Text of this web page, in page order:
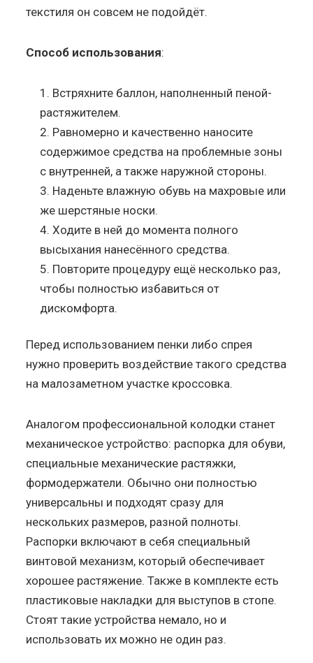
текстиля он совсем не подойдёт.
Способ использования:
Встряхните баллон, наполненный пеной-
растяжителем.
Равномерно и качественно наносите
содержимое средства на проблемные зоны
с внутренней, а также наружной стороны.
Наденьте влажную обувь на махровые или
же шерстяные носки.
Ходите в ней до момента полного
высыхания нанесённого средства.
Повторите процедуру ещё несколько раз,
чтобы полностью избавиться от
дискомфорта.
Перед использованием пенки либо спрея
нужно проверить воздействие такого средства
на малозаметном участке кроссовка.
Аналогом профессиональной колодки станет
механическое устройство: распорка для обуви,
специальные механические растяжки,
формодержатели. Обычно они полностью
универсальны и подходят сразу для
нескольких размеров, разной полноты.
Распорки включают в себя специальный
винтовой механизм, который обеспечивает
хорошее растяжение. Также в комплекте есть
пластиковые накладки для выступов в стопе.
Стоят такие устройства немало, но и
использовать их можно не один раз.